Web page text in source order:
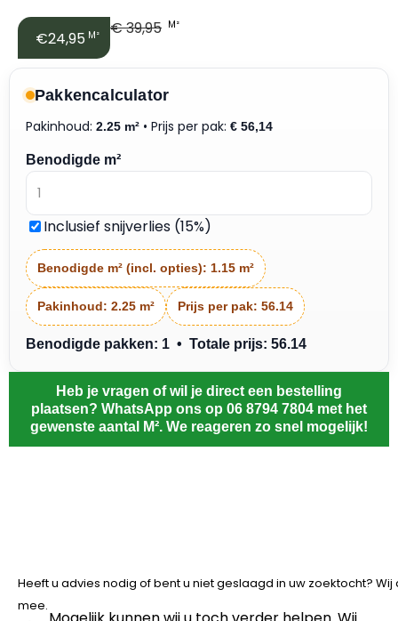
€24,95 M² €39,95 M²
Pakkencalculator
Pakinhoud: 2.25 m² • Prijs per pak: € 56,14
Benodigde m²
Inclusief snijverlies (15%)
Benodigde m² (incl. opties): 1.15 m²
Pakinhoud: 2.25 m² Prijs per pak: 56.14
Benodigde pakken: 1 • Totale prijs: 56.14
Heb je vragen of wil je direct een bestelling
plaatsen? WhatsApp ons op 06 8794 7804 met het
gewenste aantal M². We reageren zo snel mogelijk!
Heeft u advies nodig of bent u niet geslaagd in uw zoektocht?
mee.